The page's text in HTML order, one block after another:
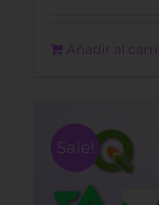
Añadir al
Sale!